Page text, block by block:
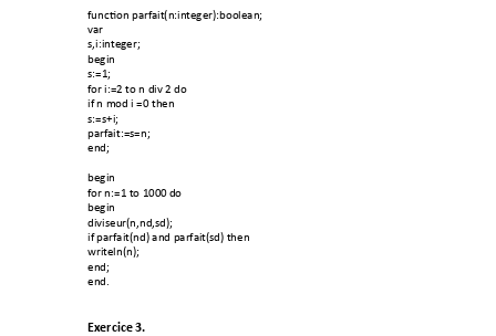
function parfait(n:integer):boolean;
var
s,i:integer;
begin
s:=1;
for i:=2 to n div 2 do
if n mod i =0 then
s:=s+i;
parfait:=s=n;
end;
begin
for n:=1 to 1000 do
begin
diviseur(n,nd,sd);
if parfait(nd) and parfait(sd) then
writeln(n);
end;
end.
Exercice 3.